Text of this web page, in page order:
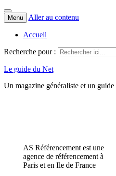
Menu Aller au contenu
Accueil
Recherche pour :
Le guide du Net
Un magazine généraliste et un
AS Référencement est une
agence de référencement à
Paris et en Ile de France